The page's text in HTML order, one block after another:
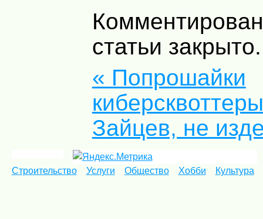
статьи закрыто.
« Попрошайки
киберсквоттеры
Зайцев, не
Строительство Услуги Общество Хобби Культура